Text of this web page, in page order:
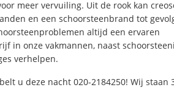
meer vervuiling. Uit de rook kan
en een schoorsteenbrand tot
altijd een ervaren
in onze vakmannen, naast
verhelpen.
belt u deze nacht 020-2184250! Wij staan